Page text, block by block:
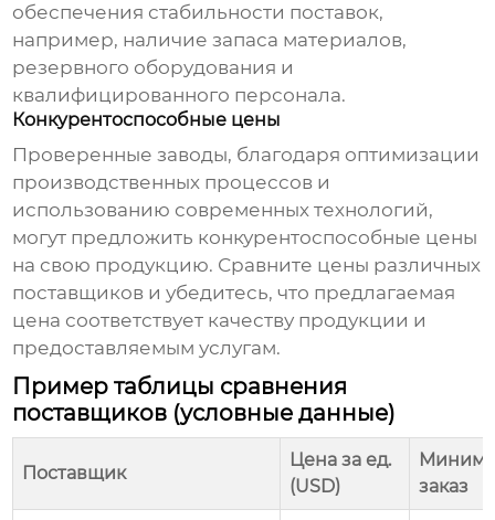
обеспечения стабильности поставок,
например, наличие запаса материалов,
резервного оборудования и
квалифицированного персонала.
Конкурентоспособные цены
Проверенные заводы, благодаря оптимизации
производственных процессов и
использованию современных технологий,
могут предложить конкурентоспособные цены
на свою продукцию. Сравните цены различных
поставщиков и убедитесь, что предлагаемая
цена соответствует качеству продукции и
предоставляемым услугам.
Пример таблицы сравнения
поставщиков (условные данные)
Поставщик
Цена за ед.
(USD)
заказ